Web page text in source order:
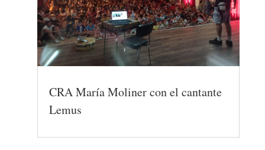
CRA María Moliner con el cantante
Lemus